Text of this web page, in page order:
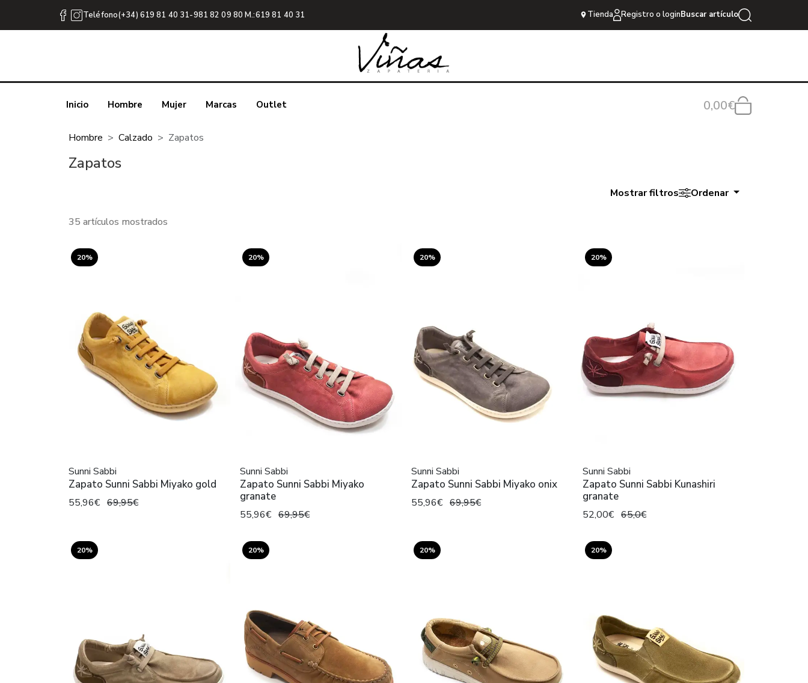
Teléfono(+34) 619 81 40 31-981 82 09 80 M.:619 81 40 31 Tienda Registro o loginBuscar artículo
Inicio Hombre Mujer Marcas Outlet 0,00€
Hombre Calzado Zapatos
Zapatos
Mostrar filtros Ordenar
35 artículos mostrados
20%
Sunni Sabbi
Zapato Sunni Sabbi Miyako gold
55,96€ 69,95€
20%
Sunni Sabbi
Zapato Sunni Sabbi Miyako
granate
55,96€ 69,95€
20%
Sunni Sabbi
Zapato Sunni Sabbi Miyako onix
55,96€ 69,95€
20%
Sunni Sabbi
Zapato Sunni Sabbi Kunashiri
granate
52,00€ 65,0€
20% 20% 20% 20%